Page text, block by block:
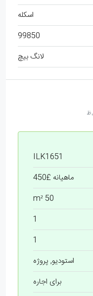
اسکله
99850
لانگ بیچ
ILK1651
ماهیانه £450
50 m²
1
1
استودیو, پروژه
برای اجاره